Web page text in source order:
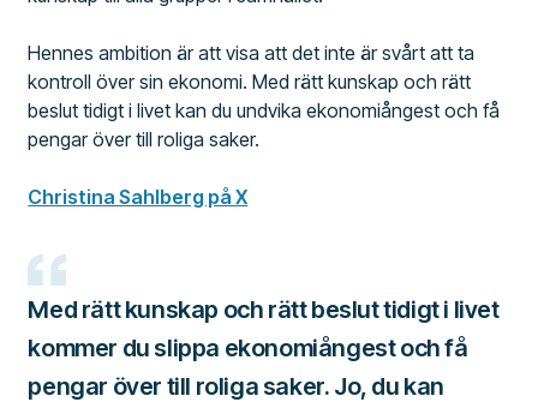
Hennes ambition är att visa att det inte är svårt att ta
kontroll över sin ekonomi. Med rätt kunskap och rätt
beslut tidigt i livet kan du undvika ekonomiångest och få
pengar över till roliga saker.
Christina Sahlberg på X
Med rätt kunskap och rätt beslut tidigt i livet
kommer du slippa ekonomiångest och få
pengar över till roliga saker. Jo, du kan